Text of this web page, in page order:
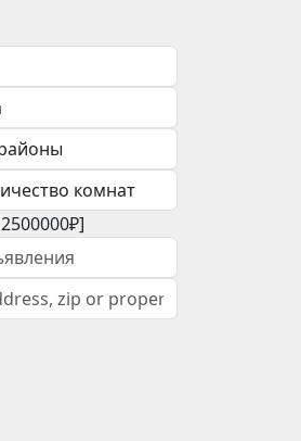
2500000₽]